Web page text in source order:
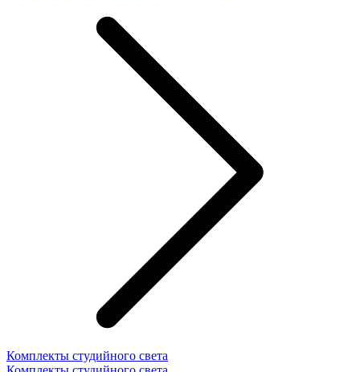
Комплекты студийного света